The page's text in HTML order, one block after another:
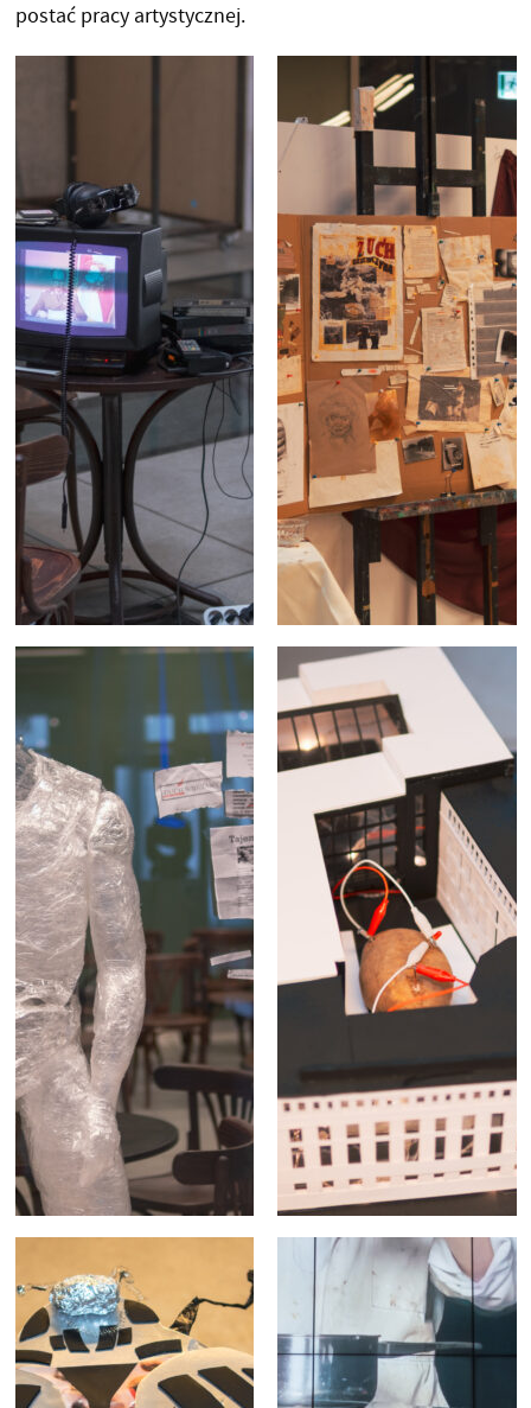
postać pracy artystycznej.